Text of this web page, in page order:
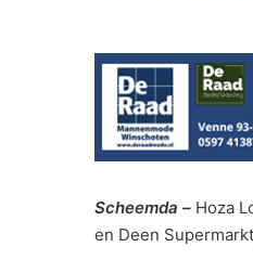
Scheemda – Hoza
en Deen